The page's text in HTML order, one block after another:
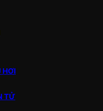
HƠI
TỬ